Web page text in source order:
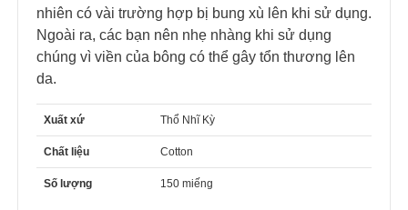
nhiên có vài trường hợp bị bung xù lên khi sử dụng.
Ngoài ra, các bạn nên nhẹ nhàng khi sử dụng
chúng vì viền của bông có thể gây tổn thương lên
da.
Xuất xứ Thổ Nhĩ Kỳ
Chất liệu Cotton
Số lượng 150 miếng